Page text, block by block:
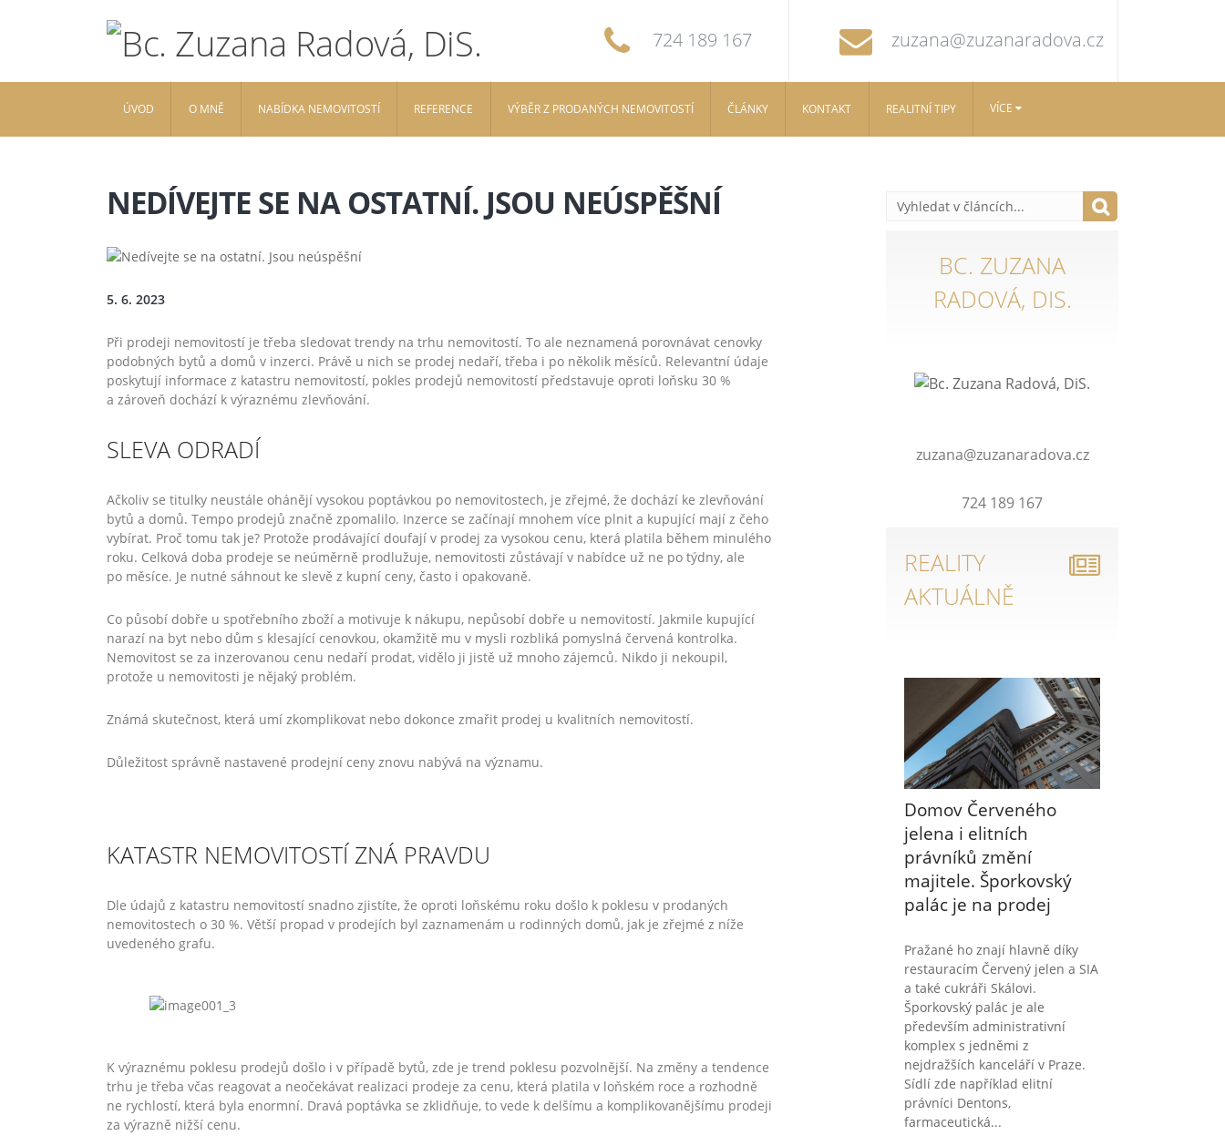
724 189 167 zuzana@zuzanaradova.cz
ÚVOD O MNĚ NABÍDKA NEMOVITOSTÍ REFERENCE VÝBĚR Z PRODANÝCH NEMOVITOSTÍ ČLÁNKY KONTAKT REALITNÍ TIPY VÍCE
NEDÍVEJTE SE NA OSTATNÍ. JSOU NEÚSPĚŠNÍ
5. 6. 2023
Při prodeji nemovitostí je třeba sledovat trendy na trhu nemovitostí. To ale neznamená porovnávat cenovky
podobných bytů a domů v inzerci. Právě u nich se prodej nedaří, třeba i po několik měsíců. Relevantní údaje
poskytují informace z katastru nemovitostí, pokles prodejů nemovitostí představuje oproti loňsku 30 %
a zároveň dochází k výraznému zlevňování.
SLEVA ODRADÍ
Ačkoliv se titulky neustále ohánějí vysokou poptávkou po nemovitostech, je zřejmé, že dochází ke zlevňování
bytů a domů. Tempo prodejů značně zpomalilo. Inzerce se začínají mnohem více plnit a kupující mají z čeho
vybírat. Proč tomu tak je? Protože prodávající doufají v prodej za vysokou cenu, která platila během minulého
roku. Celková doba prodeje se neúměrně prodlužuje, nemovitosti zůstávají v nabídce už ne po týdny, ale
po měsíce. Je nutné sáhnout ke slevě z kupní ceny, často i opakovaně.
Co působí dobře u spotřebního zboží a motivuje k nákupu, nepůsobí dobře u nemovitostí. Jakmile kupující
narazí na byt nebo dům s klesající cenovkou, okamžitě mu v mysli rozbliká pomyslná červená kontrolka.
Nemovitost se za inzerovanou cenu nedaří prodat, vidělo ji jistě už mnoho zájemců. Nikdo ji nekoupil,
protože u nemovitosti je nějaký problém.
Známá skutečnost, která umí zkomplikovat nebo dokonce zmařit prodej u kvalitních nemovitostí.
Důležitost správně nastavené prodejní ceny znovu nabývá na významu.
KATASTR NEMOVITOSTÍ ZNÁ PRAVDU
Dle údajů z katastru nemovitostí snadno zjistíte, že oproti loňskému roku došlo k poklesu v prodaných
nemovitostech o 30 %. Větší propad v prodejích byl zaznamenám u rodinných domů, jak je zřejmé z níže
uvedeného grafu.
K výraznému poklesu prodejů došlo i v případě bytů, zde je trend poklesu pozvolnější. Na změny a tendence
trhu je třeba včas reagovat a neočekávat realizaci prodeje za cenu, která platila v loňském roce a rozhodně
ne rychlostí, která byla enormní. Dravá poptávka se zklidňuje, to vede k delšímu a komplikovanějšímu prodeji
za výrazně nižší cenu.
BC. ZUZANA
RADOVÁ, DIS.
zuzana@zuzanaradova.cz
724 189 167
REALITY
AKTUÁLNĚ
Domov Červeného
jelena i elitních
právníků změní
majitele. Šporkovský
palác je na prodej
Pražané ho znají hlavně díky
restauracím Červený jelen a SIA
a také cukráři Skálovi.
Šporkovský palác je ale
především administrativní
komplex s jedněmi z
nejdražších kanceláří v Praze.
Sídlí zde například elitní
právníci Dentons,
farmaceutická...